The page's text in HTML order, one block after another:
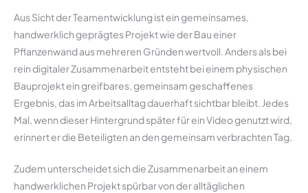
Aus Sicht der Teamentwicklung ist ein gemeinsames,
handwerklich geprägtes Projekt wie der Bau einer
Pflanzenwand aus mehreren Gründen wertvoll. Anders als bei
rein digitaler Zusammenarbeit entsteht bei einem physischen
Bauprojekt ein greifbares, gemeinsam geschaffenes
Ergebnis, das im Arbeitsalltag dauerhaft sichtbar bleibt. Jedes
Mal, wenn dieser Hintergrund später für ein Video genutzt wird,
erinnert er die Beteiligten an den gemeinsam verbrachten Tag.
Zudem unterscheidet sich die Zusammenarbeit an einem
handwerklichen Projekt spürbar von der alltäglichen